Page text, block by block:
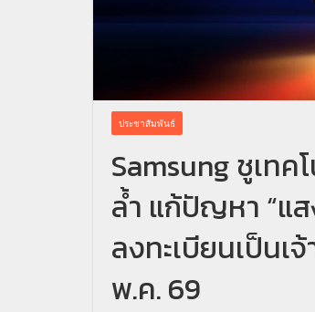
ประชาสัมพันธ์
Samsung ชูเทค
ล้ำ แก้ปัญหา “แ
ลงทะเบียนเป็นเ
พ.ค. 69